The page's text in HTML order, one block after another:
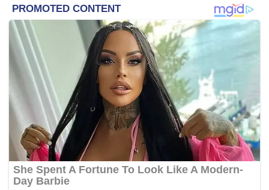
merealisasikan wawasan itu.
Mengambil contoh calon muda BN kerusi Parlimen
Penampang, Salleh berkata, Ceasar Mandela Malakun
yang bergiat aktif dalam Upko, satu daripada parti
komponen BN, mempunyai pakej sesuai menjadi wakil
rakyat kerana anak muda itu ada visi dan perancangan
membawa lebih banyak pembangunan di situ.
“Semua ini hanya boleh dilakukan jika kita (rakyat
Penampang) memberi peluang kepada beliau untuk
menjadi wakil rakyat (Parlimen Penampang) kerana
parti yang beliau dokong iaitu BN ada kemampuan